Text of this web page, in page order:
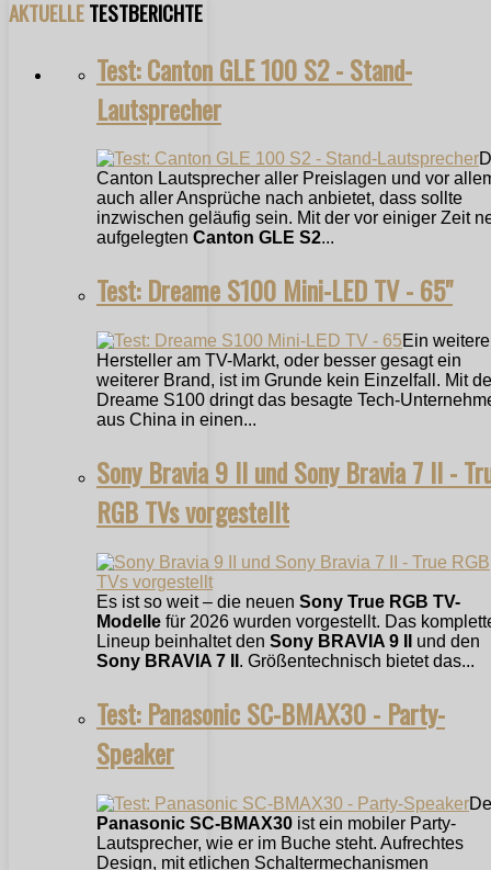
AKTUELLETESTBERICHTE
Test: Canton GLE 100 S2 - Stand-
Lautsprecher
Canton Lautsprecher aller Preislagen und vor
auch aller Ansprüche nach anbietet, dass sollte
inzwischen geläufig sein. Mit der vor einiger Zeit
aufgelegten Canton GLE S2...
Test: Dreame S100 Mini-LED TV - 65"
Ein
Hersteller am TV-Markt, oder besser gesagt ein
weiterer Brand, ist im Grunde kein Einzelfall. Mit
Dreame S100 dringt das besagte Tech-
aus China in einen...
Sony Bravia 9 II und Sony Bravia 7 II -
RGB TVs vorgestellt
Es ist so weit – die neuen Sony True RGB TV-
Modelle für 2026 wurden vorgestellt. Das
Lineup beinhaltet den Sony BRAVIA 9 II
und den
Sony BRAVIA 7 II . Größentechnisch bietet das...
Test: Panasonic SC-BMAX30 - Party-
Speaker
Panasonic SC-BMAX30 ist ein mobiler Party-
Lautsprecher, wie er im Buche steht. Aufrechtes
Design, mit etlichen Schaltermechanismen